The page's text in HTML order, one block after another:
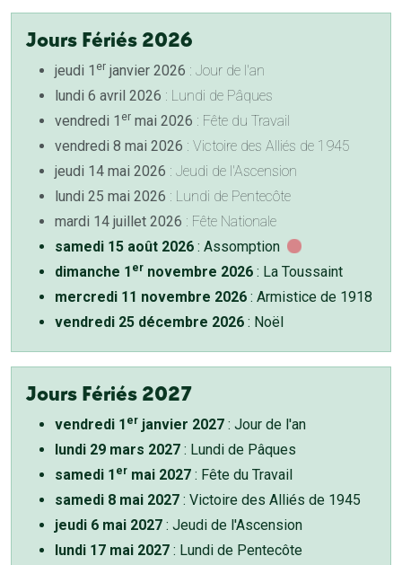
Jours Fériés 2026
jeudi 1 er janvier 2026 : Jour de l'an
lundi 6 avril 2026 : Lundi de Pâques
vendredi 1 er mai 2026 : Fête du Travail
vendredi 8 mai 2026 : Victoire des Alliés de 1945
jeudi 14 mai 2026 : Jeudi de l'Ascension
lundi 25 mai 2026 : Lundi de Pentecôte
mardi 14 juillet 2026 : Fête Nationale
samedi 15 août 2026 : Assomption
dimanche 1 er novembre 2026 : La Toussaint
mercredi 11 novembre 2026 : Armistice de 1918
vendredi 25 décembre 2026 : Noël
Jours Fériés 2027
vendredi 1 er janvier 2027 : Jour de l'an
lundi 29 mars 2027 : Lundi de Pâques
samedi 1 er mai 2027 : Fête du Travail
samedi 8 mai 2027 : Victoire des Alliés de 1945
jeudi 6 mai 2027 : Jeudi de l'Ascension
lundi 17 mai 2027 : Lundi de Pentecôte